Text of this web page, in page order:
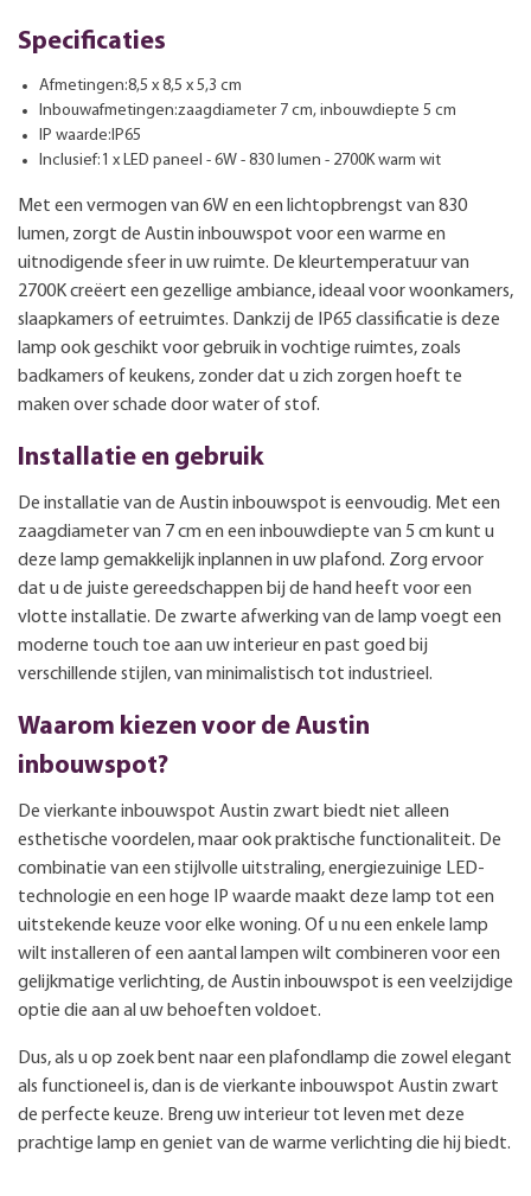
Specificaties
Afmetingen:8,5 x 8,5 x 5,3 cm
Inbouwafmetingen:zaagdiameter 7 cm, inbouwdiepte 5 cm
IP waarde:IP65
Inclusief:1 x LED paneel - 6W - 830 lumen - 2700K warm wit
Met een vermogen van 6W en een lichtopbrengst van 830
lumen, zorgt de Austin inbouwspot voor een warme en
uitnodigende sfeer in uw ruimte. De kleurtemperatuur van
2700K creëert een gezellige ambiance, ideaal voor woonkamers,
slaapkamers of eetruimtes. Dankzij de IP65 classificatie is deze
lamp ook geschikt voor gebruik in vochtige ruimtes, zoals
badkamers of keukens, zonder dat u zich zorgen hoeft te
maken over schade door water of stof.
Installatie en gebruik
De installatie van de Austin inbouwspot is eenvoudig. Met een
zaagdiameter van 7 cm en een inbouwdiepte van 5 cm kunt u
deze lamp gemakkelijk inplannen in uw plafond. Zorg ervoor
dat u de juiste gereedschappen bij de hand heeft voor een
vlotte installatie. De zwarte afwerking van de lamp voegt een
moderne touch toe aan uw interieur en past goed bij
verschillende stijlen, van minimalistisch tot industrieel.
Waarom kiezen voor de Austin
inbouwspot?
De vierkante inbouwspot Austin zwart biedt niet alleen
esthetische voordelen, maar ook praktische functionaliteit. De
combinatie van een stijlvolle uitstraling, energiezuinige LED-
technologie en een hoge IP waarde maakt deze lamp tot een
uitstekende keuze voor elke woning. Of u nu een enkele lamp
wilt installeren of een aantal lampen wilt combineren voor een
gelijkmatige verlichting, de Austin inbouwspot is een veelzijdige
optie die aan al uw behoeften voldoet.
Dus, als u op zoek bent naar een plafondlamp die zowel elegant
als functioneel is, dan is de vierkante inbouwspot Austin zwart
de perfecte keuze. Breng uw interieur tot leven met deze
prachtige lamp en geniet van de warme verlichting die hij biedt.